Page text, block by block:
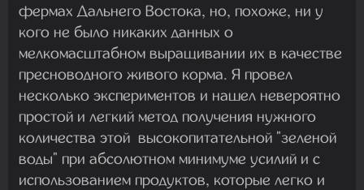
фермах Дальнего Востока, но, похоже, ни у
кого не было никаких данных о
мелкомасштабном выращивании их в качестве
пресноводного живого корма. Я провел
несколько экспериментов и нашел невероятно
простой и легкий метод получения нужного
количества этой высокопитательной "зеленой
воды" при абсолютном минимуме усилий и с
использованием продуктов, которые легко и